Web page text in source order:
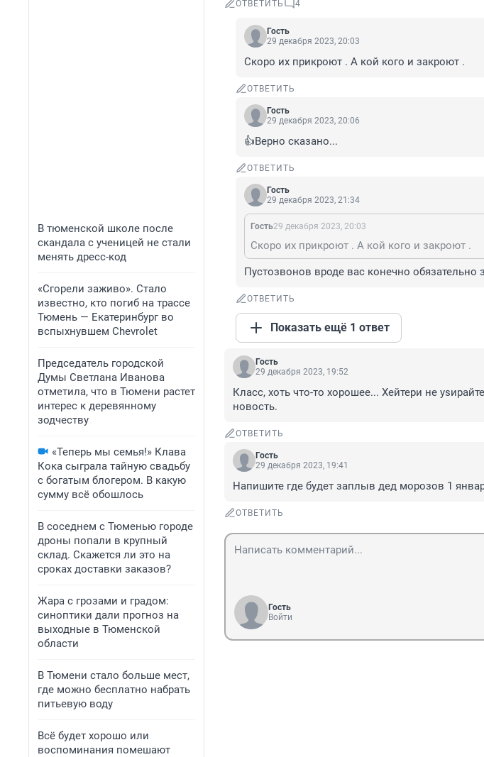
В тюменской школе после
скандала с ученицей не стали
менять дресс-код
«Сгорели заживо». Стало
известно, кто погиб на трассе
Тюмень — Екатеринбург во
вспыхнувшем Chevrolet
Председатель городской
Думы Светлана Иванова
отметила, что в Тюмени растет
интерес к деревянному
зодчеству
«Теперь мы семья!» Клава
Кока сыграла тайную свадьбу
с богатым блогером. В какую
сумму всё обошлось
В соседнем с Тюменью городе
дроны попали в крупный
склад. Скажется ли это на
сроках доставки заказов?
Жара с грозами и градом:
синоптики дали прогноз на
выходные в Тюменской
области
В Тюмени стало больше мест,
где можно бесплатно набрать
питьевую воду
Всё будет хорошо или
воспоминания помешают
ОТВЕТИТЬ 4
Гость
29 декабря 2023, 20:03
Скоро их прикроют . А кой кого и закроют .
ОТВЕТИТЬ
Гость
29 декабря 2023, 20:06
👍Верно сказано...
ОТВЕТИТЬ
Гость
29 декабря 2023, 21:34
Гость29 декабря 2023, 20:03
Скоро их прикроют . А кой кого и закроют .
Пустозвонов вроде вас конечно
ОТВЕТИТЬ
Показать ещё 1 ответ
Гость
29 декабря 2023, 19:52
Класс, хоть что-то хорошее... Хейтери не
новость.
ОТВЕТИТЬ
Гость
29 декабря 2023, 19:41
Напишите где будет заплыв дед морозов 1
ОТВЕТИТЬ
Гость
Войти